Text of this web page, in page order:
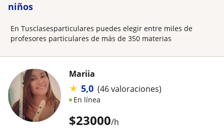
niños
En Tusclasesparticulares puedes elegir entre miles de
profesores particulares de más de 350 materias
$23000/h
Mariia
★ 5,0 (46 valoraciones)
En línea